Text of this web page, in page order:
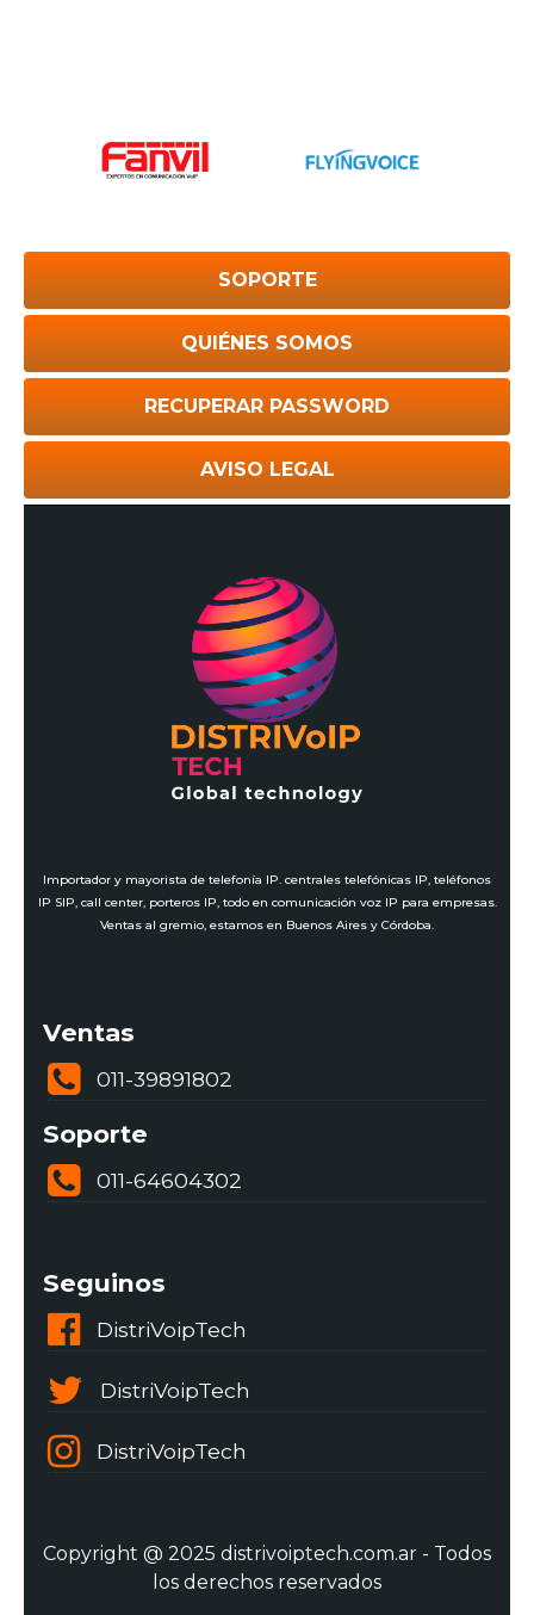
SOPORTE
QUIÉNES SOMOS
RECUPERAR PASSWORD
AVISO LEGAL
Importador y mayorista de telefonía IP. centrales telefónicas IP, teléfonos
IP SIP, call center, porteros IP, todo en comunicación voz IP para empresas.
Ventas al gremio, estamos en Buenos Aires y Córdoba.
Ventas
011-39891802
Soporte
011-64604302
Seguinos
DistriVoipTech
DistriVoipTech
DistriVoipTech
Copyright @ 2025 distrivoiptech.com.ar - Todos
los derechos reservados